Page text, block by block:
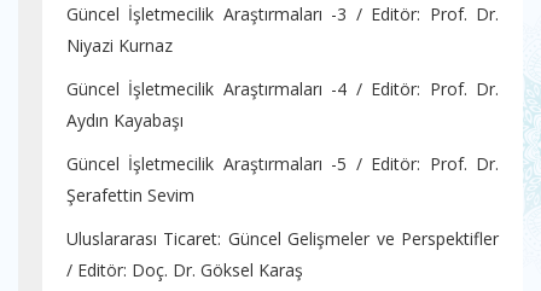
Güncel İşletmecilik Araştırmaları -3 / Editör: Prof. Dr.
Niyazi Kurnaz
Güncel İşletmecilik Araştırmaları -4 / Editör: Prof. Dr.
Aydın Kayabaşı
Güncel İşletmecilik Araştırmaları -5 / Editör: Prof. Dr.
Şerafettin Sevim
Uluslararası Ticaret: Güncel Gelişmeler ve Perspektifler
/ Editör: Doç. Dr. Göksel Karaş